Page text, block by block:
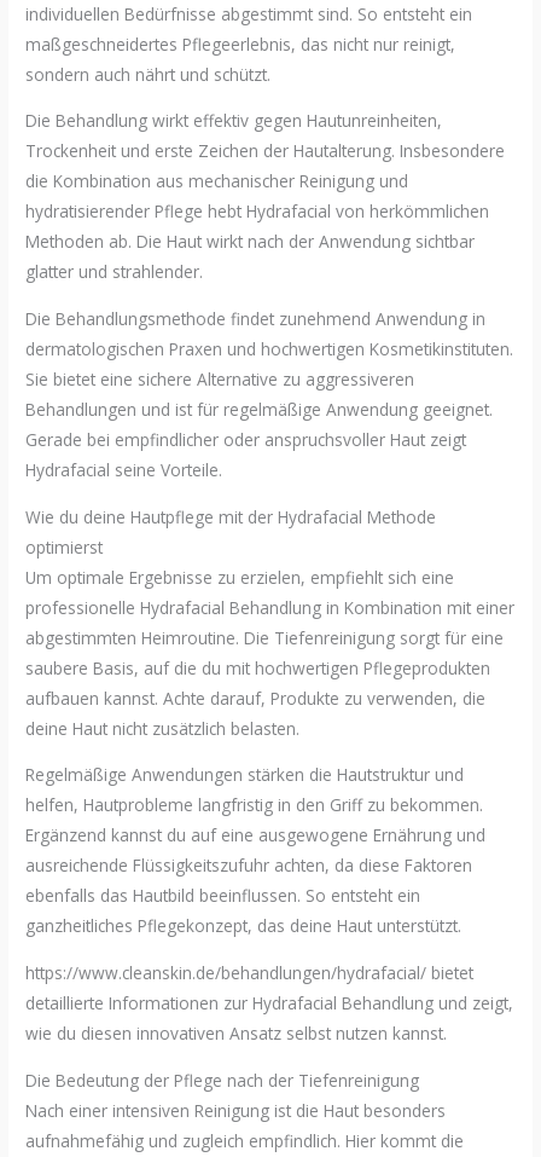
individuellen Bedürfnisse abgestimmt sind. So entsteht ein
maßgeschneidertes Pflegeerlebnis, das nicht nur reinigt,
sondern auch nährt und schützt.
Die Behandlung wirkt effektiv gegen Hautunreinheiten,
Trockenheit und erste Zeichen der Hautalterung. Insbesondere
die Kombination aus mechanischer Reinigung und
hydratisierender Pflege hebt Hydrafacial von herkömmlichen
Methoden ab. Die Haut wirkt nach der Anwendung sichtbar
glatter und strahlender.
Die Behandlungsmethode findet zunehmend Anwendung in
dermatologischen Praxen und hochwertigen Kosmetikinstituten.
Sie bietet eine sichere Alternative zu aggressiveren
Behandlungen und ist für regelmäßige Anwendung geeignet.
Gerade bei empfindlicher oder anspruchsvoller Haut zeigt
Hydrafacial seine Vorteile.
Wie du deine Hautpflege mit der Hydrafacial Methode
optimierst
Um optimale Ergebnisse zu erzielen, empfiehlt sich eine
professionelle Hydrafacial Behandlung in Kombination mit einer
abgestimmten Heimroutine. Die Tiefenreinigung sorgt für eine
saubere Basis, auf die du mit hochwertigen Pflegeprodukten
aufbauen kannst. Achte darauf, Produkte zu verwenden, die
deine Haut nicht zusätzlich belasten.
Regelmäßige Anwendungen stärken die Hautstruktur und
helfen, Hautprobleme langfristig in den Griff zu bekommen.
Ergänzend kannst du auf eine ausgewogene Ernährung und
ausreichende Flüssigkeitszufuhr achten, da diese Faktoren
ebenfalls das Hautbild beeinflussen. So entsteht ein
ganzheitliches Pflegekonzept, das deine Haut unterstützt.
https://www.cleanskin.de/behandlungen/hydrafacial/ bietet
detaillierte Informationen zur Hydrafacial Behandlung und zeigt,
wie du diesen innovativen Ansatz selbst nutzen kannst.
Die Bedeutung der Pflege nach der Tiefenreinigung
Nach einer intensiven Reinigung ist die Haut besonders
aufnahmefähig und zugleich empfindlich. Hier kommt die